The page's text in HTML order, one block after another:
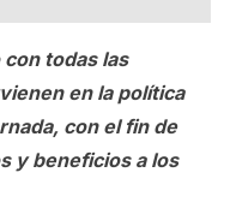
todas las
en la política
con el fin de
y beneficios a los